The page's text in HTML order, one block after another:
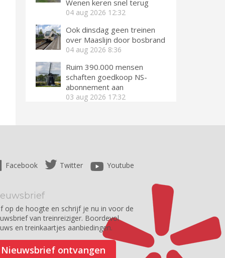
Wenen keren snel terug
04 aug 2026 12:32
Ook dinsdag geen treinen
over Maaslijn door bosbrand
04 aug 2026 8:36
Ruim 390.000 mensen
schaften goedkoop NS-
abonnement aan
03 aug 2026 17:32
Facebook Twitter Youtube
op de hoogte en schrijf je nu in voor de
van treinreiziger. Boordevol
en treinkaartjes aanbiedingen.
Nieuwsbrief ontvangen